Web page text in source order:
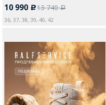
10 990 c13 740a
36, 37, 38, 39, 40, 42